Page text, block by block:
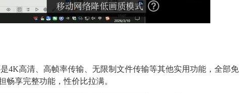
4K高清、高帧率传输、无限制文件传输等其他实用功能，全部免
享完整功能，性价比拉满。